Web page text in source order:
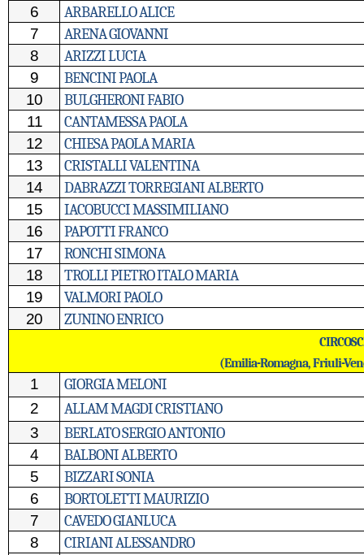
6 ARBARELLO ALICE
7 ARENA GIOVANNI
8 ARIZZI LUCIA
9 BENCINI PAOLA
10 BULGHERONI FABIO
11 CANTAMESSA PAOLA
12 CHIESA PAOLA MARIA
13 CRISTALLI VALENTINA
14 DABRAZZI TORREGIANI ALBERTO
15 IACOBUCCI MASSIMILIANO
16 PAPOTTI FRANCO
17 RONCHI SIMONA
18 TROLLI PIETRO ITALO MARIA
19 VALMORI PAOLO
20 ZUNINO ENRICO
(Emilia-Romagna, Friuli-
1 GIORGIA MELONI
2 ALLAM MAGDI CRISTIANO
3 BERLATO SERGIO ANTONIO
4 BALBONI ALBERTO
5 BIZZARI SONIA
6 BORTOLETTI MAURIZIO
7 CAVEDO GIANLUCA
8 CIRIANI ALESSANDRO